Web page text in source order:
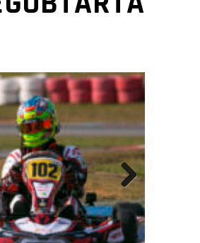
Next